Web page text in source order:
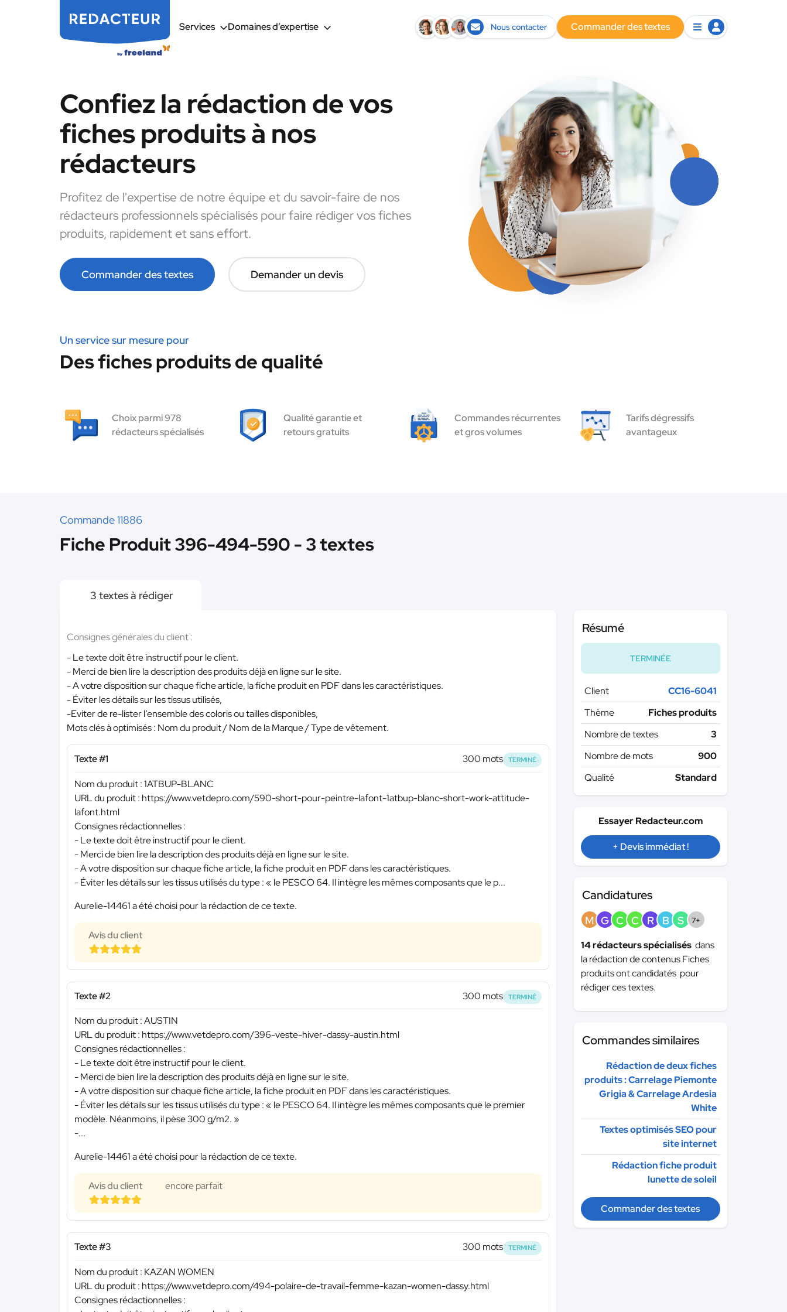
Services Domaines d’expertise Nous contacter Commander des textes
Confiez la rédaction de vos
fiches produits à nos
rédacteurs
Profitez de l'expertise de notre équipe et du savoir-faire de nos
rédacteurs professionnels spécialisés pour faire rédiger vos fiches
produits, rapidement et sans effort.
Commander des textes Demander un devis
Un service sur mesure pour
Des fiches produits de qualité
Choix parmi 978
rédacteurs spécialisés
Qualité garantie et
retours gratuits
Commandes récurrentes
et gros volumes
Tarifs dégressifs
avantageux
Commande 11886
Fiche Produit 396-494-590 - 3 textes
3 textes à rédiger
Consignes générales du client :
- Le texte doit être instructif pour le client.
- Merci de bien lire la description des produits déjà en ligne sur le site.
- A votre disposition sur chaque fiche article, la fiche produit en PDF dans les caractéristiques.
- Éviter les détails sur les tissus utilisés,
-Eviter de re-lister l’ensemble des coloris ou tailles disponibles,
Mots clés à optimisés : Nom du produit / Nom de la Marque / Type de vêtement.
Texte #1 300 mots TERMINÉ
Nom du produit : 1ATBUP-BLANC
URL du produit : https://www.vetdepro.com/590-short-pour-peintre-lafont-1atbup-blanc-short-work-attitude-
lafont.html
Consignes rédactionnelles :
- Le texte doit être instructif pour le client.
- Merci de bien lire la description des produits déjà en ligne sur le site.
- A votre disposition sur chaque fiche article, la fiche produit en PDF dans les caractéristiques.
- Éviter les détails sur les tissus utilisés du type : « le PESCO 64. Il intègre les mêmes composants que le p...
Aurelie-14461 a été choisi pour la rédaction de ce texte.
Avis du client
Texte #2 300 mots TERMINÉ
Nom du produit : AUSTIN
URL du produit : https://www.vetdepro.com/396-veste-hiver-dassy-austin.html
Consignes rédactionnelles :
- Le texte doit être instructif pour le client.
- Merci de bien lire la description des produits déjà en ligne sur le site.
- A votre disposition sur chaque fiche article, la fiche produit en PDF dans les caractéristiques.
- Éviter les détails sur les tissus utilisés du type : « le PESCO 64. Il intègre les mêmes composants que le premier
modèle. Néanmoins, il pèse 300 g/m2. »
-...
Aurelie-14461 a été choisi pour la rédaction de ce texte.
Avis du client encore parfait
Texte #3 300 mots TERMINÉ
Nom du produit : KAZAN WOMEN
URL du produit : https://www.vetdepro.com/494-polaire-de-travail-femme-kazan-women-dassy.html
Consignes rédactionnelles :
Résumé
TERMINÉE
Client
CC16-6041
Thème
Fiches produits
Nombre de textes
3
Nombre de mots
900
Qualité
Standard
Essayer Redacteur.com
+ Devis immédiat !
Candidatures
M G C C R B S 7+
14 rédacteurs spécialisés dans
la rédaction de contenus Fiches
produits ont candidatés pour
rédiger ces textes.
Commandes similaires
Rédaction de deux fiches
produits : Carrelage Piemonte
Grigia & Carrelage Ardesia
White
Textes optimisés SEO pour
site internet
Rédaction fiche produit
lunette de soleil
Commander des textes